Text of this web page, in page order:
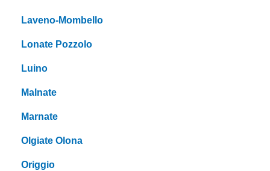
Laveno-Mombello
Lonate Pozzolo
Luino
Malnate
Marnate
Olgiate Olona
Origgio